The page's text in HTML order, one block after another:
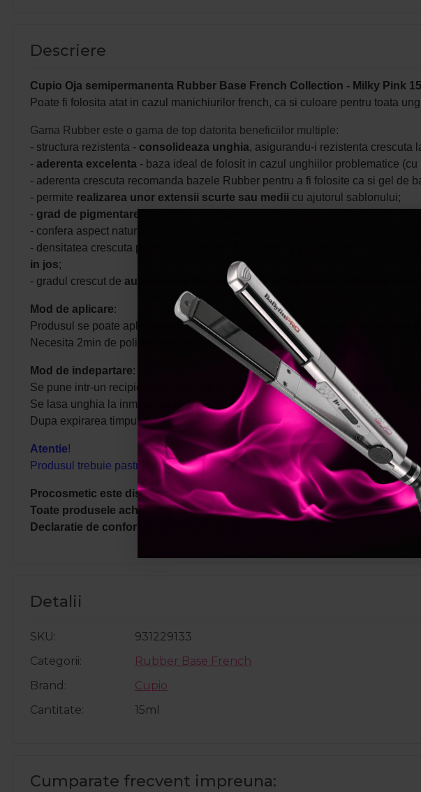
Descriere
Cupio Oja semipermanenta Rubber Base French Collection - Milky Pink
Poate fi folosita atat in cazul manichiurilor french, ca si culoare pentru toata
Gama Rubber este o gama de top datorita beneficiilor multiple:
- structura rezistenta - consolideaza unghia, asigurandu-i rezistenta crescuta
- aderenta excelenta - baza ideal de folosit in cazul unghiilor problematice (cu
- aderenta crescuta recomanda bazele Rubber pentru a fi folosite ca si gel de
- permite realizarea unor extensii scurte sau medii cu ajutorul sablonului;
- grad de pigmentare crescut
ce permite acoperirea eventualelor
- confera aspect natural placut si posibilitatea de prelungi vizual patul unghial,
- densitatea crescuta permite
sau o
in jos;
- gradul crescut de autonivelare fac ojele Rubber Base ideale pentru folosirea
Mod de aplicare:
Produsul se poate aplica imediat dupa pregatirea standard a unghiei naturale
Necesita 2min de polimerizare in lampa UV sau 30-60sec in lampa LED.
Mod de indepartare:
Se pune intr-un recipient sau in capsule speciale Soak Off Remover si se
Se lasa unghia la inmuiat pentru 10-15 minute.
Dupa expirarea timpului, se indeparteaza materialul de pe unghii cu ajutorul
Atentie!
Produsul trebuie pastrat la temperatura ambientala cuprinsa intre 15°C si 25°C.
Procosmetic este distribuitor autorizat Cupio.
Toate produsele achizitionate de pe site-ul nostru sunt originale.
Declaratie de conformitate ProCosmetic.
Detalii
SKU
931229133
Categorii
Rubber Base French
Brand
Cupio
Cantitate
15ml
Cumparate frecvent impreuna: